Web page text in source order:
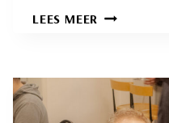
LEES MEER INTERNE
THEORIE